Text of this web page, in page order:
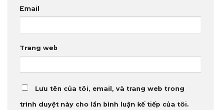
Email
Trang web
Lưu tên của tôi, email, và trang web trong
trình duyệt này cho lần bình luận kế tiếp của tôi.